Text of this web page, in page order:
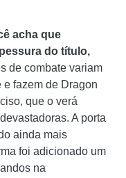
acha que
do título,
de combate variam
fazem de Dragon
que o verá
A porta
ainda mais
foi adicionado um
na